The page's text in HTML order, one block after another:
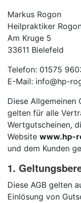
Markus Rogon
Heilpraktiker
Am Kruge 5
33611 Bielefeld
Telefon: 01575
E-Mail: info@hp-
Diese Allgemeinen
gelten für alle
Wertgutscheinen,
Website www.hp-
und dem Kunden
1.
Diese AGB gelten
Einlösung von